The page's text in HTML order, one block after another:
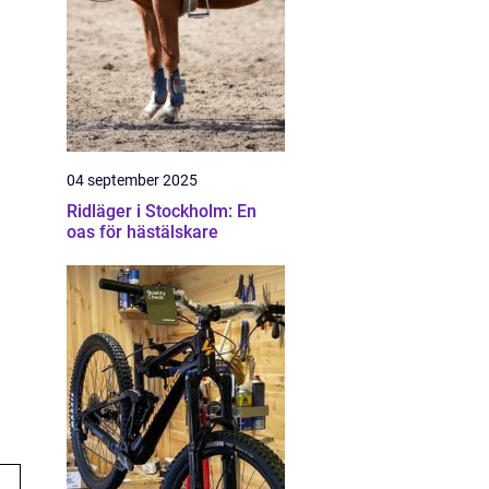
04 september 2025
Ridläger i Stockholm: En
oas för hästälskare